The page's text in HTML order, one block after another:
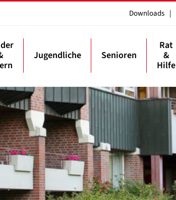
Downloads |
Jugendliche Senioren
Rat
&
Hilfe